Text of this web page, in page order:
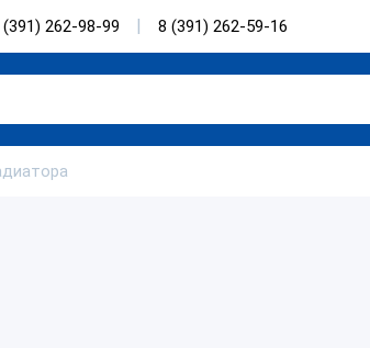
(391) 262-98-99 8 (391) 262-59-16